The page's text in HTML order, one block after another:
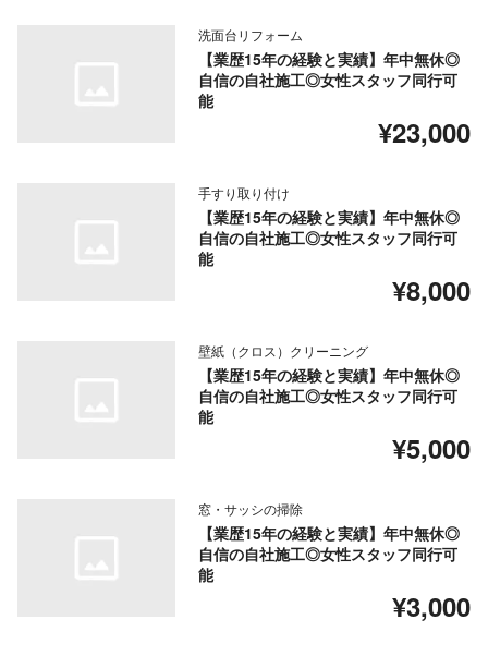
洗面台リフォーム
【業歴15年の経験と実績】年中無休◎
自信の自社施工◎女性スタッフ同行可
能
¥23,000
手すり取り付け
【業歴15年の経験と実績】年中無休◎
自信の自社施工◎女性スタッフ同行可
能
¥8,000
壁紙（クロス）クリーニング
【業歴15年の経験と実績】年中無休◎
自信の自社施工◎女性スタッフ同行可
能
¥5,000
窓・サッシの掃除
【業歴15年の経験と実績】年中無休◎
自信の自社施工◎女性スタッフ同行可
能
¥3,000